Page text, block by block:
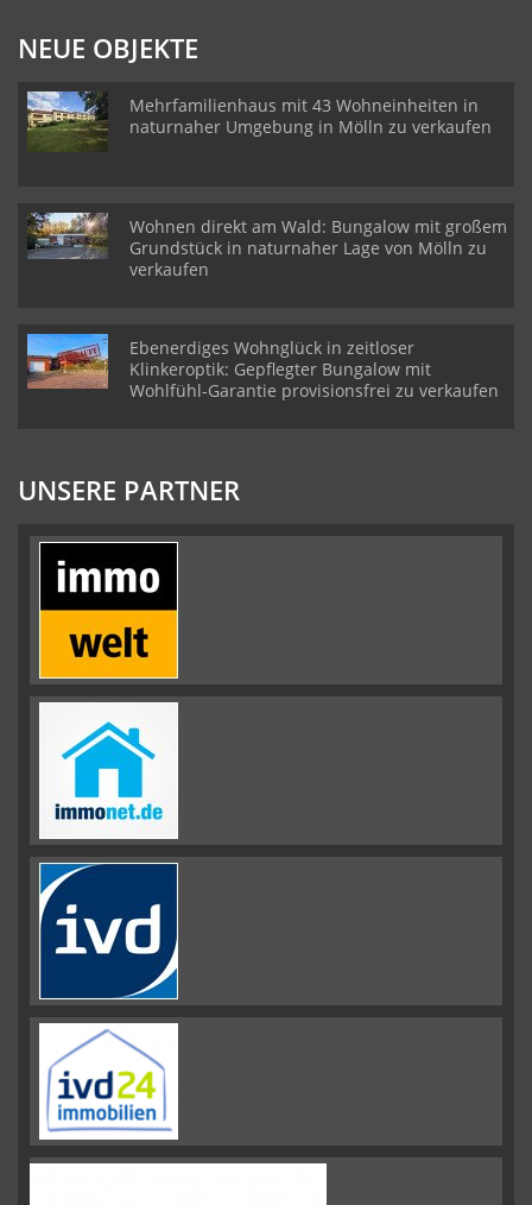
NEUE OBJEKTE
Mehrfamilienhaus mit 43 Wohneinheiten in
naturnaher Umgebung in Mölln zu verkaufen
Wohnen direkt am Wald: Bungalow mit großem
Grundstück in naturnaher Lage von Mölln zu
verkaufen
Ebenerdiges Wohnglück in zeitloser
Klinkeroptik: Gepflegter Bungalow mit
Wohlfühl-Garantie provisionsfrei zu verkaufen
UNSERE PARTNER